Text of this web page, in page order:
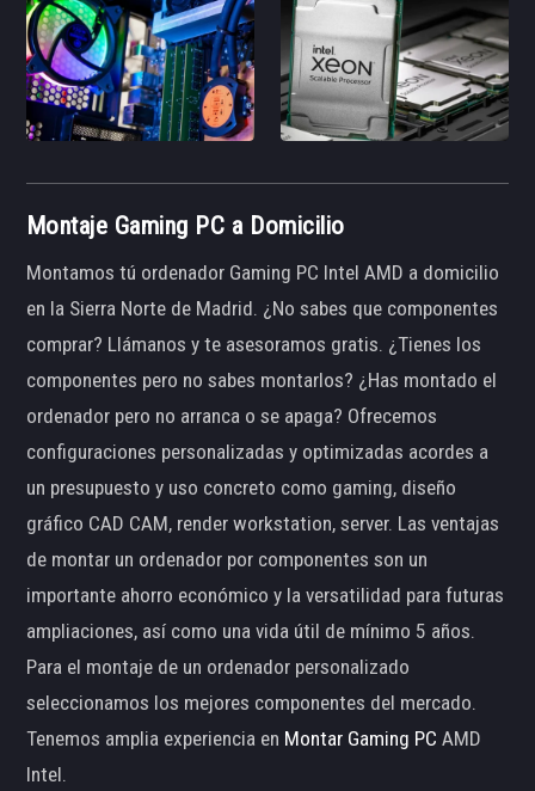
Montaje Gaming PC a Domicilio
Montamos tú ordenador Gaming PC Intel AMD a domicilio
en la Sierra Norte de Madrid. ¿No sabes que componentes
comprar? Llámanos y te asesoramos gratis. ¿Tienes los
componentes pero no sabes montarlos? ¿Has montado el
ordenador pero no arranca o se apaga? Ofrecemos
configuraciones personalizadas y optimizadas acordes a
un presupuesto y uso concreto como gaming, diseño
gráfico CAD CAM, render workstation, server. Las ventajas
de montar un ordenador por componentes son un
importante ahorro económico y la versatilidad para futuras
ampliaciones, así como una vida útil de mínimo 5 años.
Para el montaje de un ordenador personalizado
seleccionamos los mejores componentes del mercado.
Tenemos amplia experiencia en Montar Gaming PC AMD
Intel.